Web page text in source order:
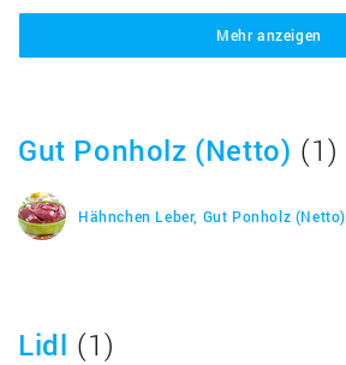
Huhn komplett mit Innerein, roh
Mehr anzeigen
Gut Ponholz (Netto) (1)
Hähnchen Leber, Gut Ponholz (Netto)
Lidl (1)